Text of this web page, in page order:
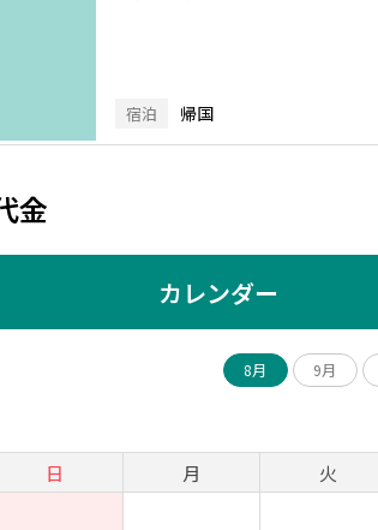
宿泊 帰国
金
カレンダー
8月 9月
日 月 火